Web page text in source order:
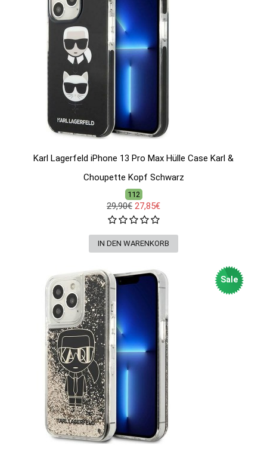
Karl Lagerfeld iPhone 13 Pro Max Hülle Case Karl &
Choupette Kopf Schwarz
112
29,90€ 27,85€
Sale